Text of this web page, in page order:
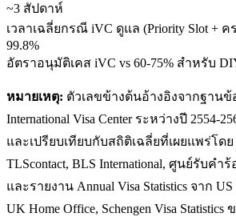
~3 สัปดาห์
เวลาเฉลี่ยกรณี iVC ดูแล (Priority Slot + ค
99.8%
อัตราอนุมัติเคส iVC vs 60-75% สำหรับ
หมายเหตุ: ตัวเลขข้างต้นอ้างอิงจากฐาน
International Visa Center ระหว่างปี 2554-
และเปรียบเทียบกับสถิติเฉลี่ยที่เผยแพร่โดย
TLScontact, BLS International, ศูนย์รับค
และรายงาน Annual Visa Statistics จาก US
UK Home Office, Schengen Visa Statistics